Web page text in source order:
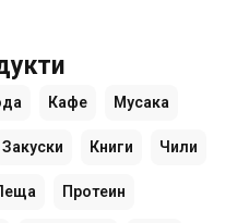
Кафе Мусака
Закуски Книги Чили
Протеин